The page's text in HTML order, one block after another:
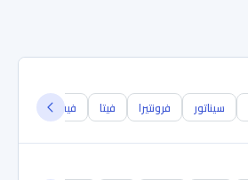
سيناتور فرونتيرا فيتا فيفارو